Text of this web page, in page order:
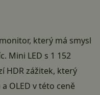
který má smysl
Mini LED s 1 152
HDR zážitek, který
OLED v této ceně